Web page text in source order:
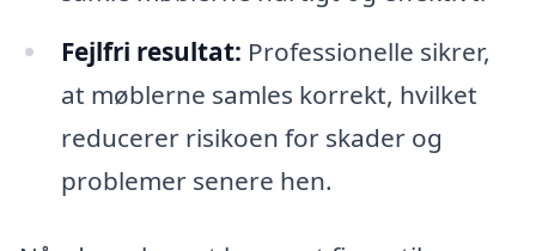
Fejlfri resultat: Professionelle sikrer,
at møblerne samles korrekt, hvilket
reducerer risikoen for skader og
problemer senere hen.